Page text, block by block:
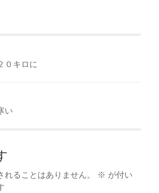
０キロに
い
ることはありません。 ※ が付い